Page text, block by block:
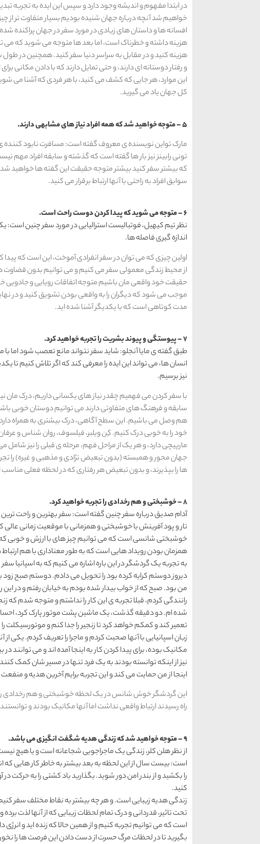
در ابتدا مفهوم و اندیشه وجود دارد و سپس این ایده به
خواهیم شد آنچه درباره جهان شنیده بودیم بسیار متفاوت تر
افسانه ها و داستان های زیادی در مورد سفر در جهان پراکنده
هزینه داشته و خطرناک است، اما بعد ها متوجه می شوید که می
هزینه کنید و در مقابل به سراسر دنیا سفر کنید. همچنین در
و رفتار دوستانه ای دارند، و حتی تمایل دارند که با دادن مکانی
این موارد، هر جایی که کشف می کنید، با هر فردی که آشنا می
کل جهان یاد می گیرید.
5 – متوجه خواهید شد که همه افراد نیاز های مشابهی دارند.
مارک تواین نویسنده ی معروف گفته است: مسافرت نابود
که بیشتر سفر کنید بیشتر متوجه حقیقت این گفته ها خواهید
سوابق افراد به راحتی با آنها ارتباط برقرار می کنید.
6 – متوجه می شوید که پیدا کردن دوست راحت است.
نظر تیم کیهیل، فوتبالیست استرالیایی در مورد سفر چنین
اندازه گیری فاصله ها.
اولین چیزی که می توان در سفر انفرادی آموخت، این است که
از محیط زندگی معمولی سفر می کنیم و می توانیم بدون
حقیقت خود واقعی مان باشیم متوجه اتفاقات رویایی و
موجب می شود که دیگران را به واقعی بودن تشویق کنید و در
مدت کوتاهی است که با یکدیگر آشنا شده اید.
7 – پیوستگی و پیوند بشریت را تجربه خواهید کرد.
طبق گفته ی مایا آنجلو: شاید سفر نتواند مانع تعصب شود اما
انسان ها، می تواند این ایده را معرفی کند که اگر تلاش کنیم
نیز برسیم.
با سفر کردن می فهمیم چقدر نیاز های یکسانی داریم، درک مان
سابقه و فرهنگ های متفاوتی دارند می توانیم دوستان خوبی
هم وصل می باشیم. این سطح آگاهی، درک بیشتری به همراه
خود را به خوبی درک کنیم. کِن ویلبر، فیلسوف، روان‌ شناس و
مارپیچی دارد، و هر یک از مراحل فهم، مرحله ی قبلی را نیز
جهان محور و همبسته (بدون تبعیض نژادی و مذهبی و غیره) را
ها را بپذیرند، و بدون تبعیض هر رفتاری که در لحظه فعلی مناسب
8 – خوشبختی و هم رخدادی را تجربه خواهید کرد.
آدام صدیق درباره سفر چنین گفته است: سفر بهترین و راحت
تار و پود آفرینش با خوشبختی و همزمانی با موقعیت زمانی
خوشبختی شانسی است که می توانیم چیز های با ارزش و خوبی
همزمان بودن رویداد هایی است که به طور معناداری با هم ارتباط
به تجربه یک گردشگر در این باره اشاره می کنیم که به اسپانیا
دیروز دوستم کرایه کرده بود را تحویل می دادم. دوستم صبح زود
من بود. صبح که از خواب بیدار شده بودم به خیابان رفتم و در
رانندگی کردم، قبلا تجربه ی این کار را نداشتم و متوجه شدم که
شده ام. دو دقیقه گذشت، یک ماشین پشت موتور پارک کرد،
تعمیر کند و کمکم خواهد کرد تا زنجیر را جدا کنم و
زبان اسپانیایی با آنها صحبت کردم و ماجرا را تعریف کردم. یکی
مکانیک بوده، برای پیدا کردن کار به اینجا آمده اند و می توانند
نیز از اینکه توانسته بودند به یک فرد تنها در مسیر شان کمک
اینجا از من حمایت می کند و این تجربه برایم آخرین هدیه و
این گردشگر خوش شانس در یک لحظه خوشبختی و هم رخدادی را
راه رسیدند ارتباط واقعی نداشت اما آنها مکانیک بودند و
9 – متوجه خواهید شد که زندگی هدیه شگفت انگیزی می باشد.
از نظر هلن کلر، زندگی یک ماجراجویی شجاعانه است و یا هیچ
است: بیست سال از این لحظه به بعد بیشتر به خاطر کار هایی که
را بکشید و از بندر امن دور شوید. بگذارید باد کشتی را به حرکت
کنید.
زندگی هدیه زیبایی است. و هر چه بیشتر به نقاط مختلف سفر
تحت تاثیر، قدردانی و درک تمام لحظات زیبایی که از آنها لذت
است که می توانیم تجربه کنیم و از همین حالا که زنده اید و
بگیرید تا در لحظات مرگ حسرت از دست دادن این فرصت ها را